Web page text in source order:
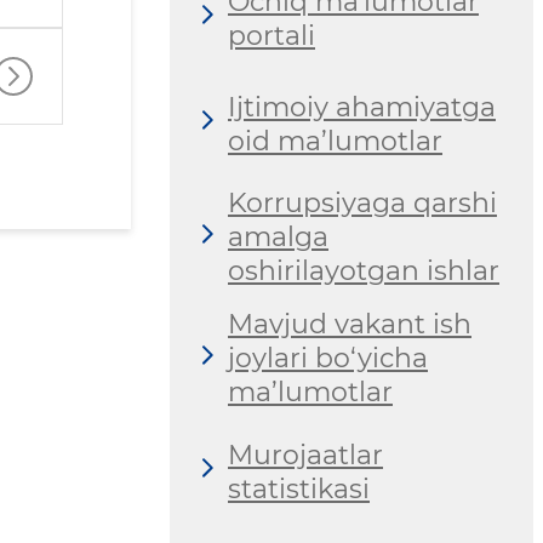
portali
Ijtimoiy ahamiyatga
oid ma’lumotlar
Korrupsiyaga qarshi
amalga
oshirilayotgan ishlar
Mavjud vakant ish
joylari bo‘yicha
ma’lumotlar
Murojaatlar
statistikasi